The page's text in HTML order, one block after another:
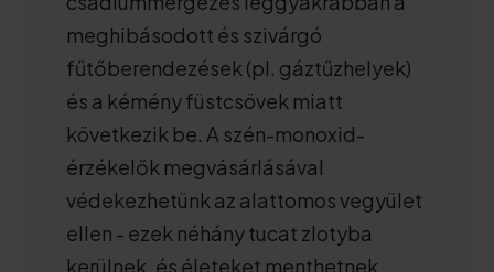
meghibásodott és szivárgó
fűtőberendezések (pl. gáztűzhelyek)
és a kémény füstcsövek miatt
következik be. A szén-monoxid-
érzékelők megvásárlásával
védekezhetünk az alattomos vegyület
ellen - ezek néhány tucat zlotyba
kerülnek, és életeket menthetnek.